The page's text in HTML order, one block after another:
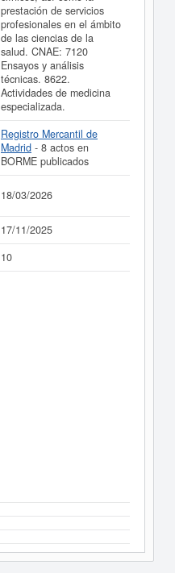
prestación de servicios
profesionales en el ámbito
de las ciencias de la
salud. CNAE: 7120
Ensayos y análisis
técnicas. 8622.
Actividades de medicina
especializada.
Registro Mercantil de
Madrid - 8 actos en
BORME publicados
18/03/2026
17/11/2025
10